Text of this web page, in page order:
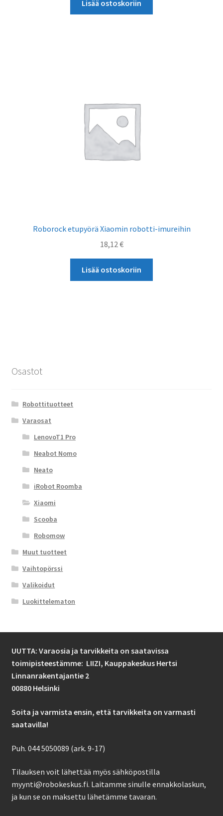
Lisää ostoskoriin
Roborock etupyörä Xiaomin robotti-imureihin
18,12 €
Lisää ostoskoriin
Osastot
Robottituotteet
Varaosat
LenovoT1 Pro
Neabot Nomo
Neato
iRobot Roomba
Xiaomi
Scooba
Robomow
Muut tuotteet
Vaihtopörssi
Valikoidut
Luokittelematon
UUTTA: Varaosia ja tarvikkeita on saatavissa
toimipisteestämme: LIIZI, Kauppakeskus Hertsi
Linnanrakentajantie 2
00880 Helsinki
Soita ja varmista ensin, että tarvikkeita on varmasti
saatavilla!
Puh. 044 5050089 (ark. 9-17)
Tilauksen voit lähettää myös sähköpostilla
myynti@robokeskus.fi. Laitamme sinulle ennakkolaskun,
ja kun se on maksettu lähetämme tavaran.